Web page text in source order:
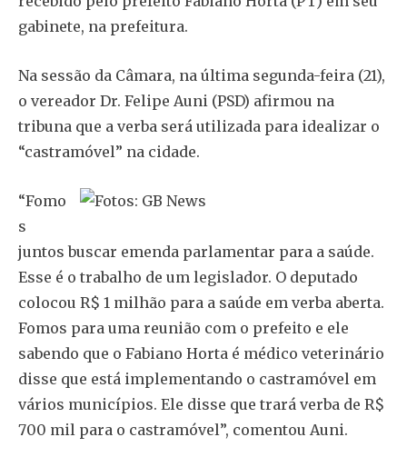
gabinete, na prefeitura.
Na sessão da Câmara, na última segunda-feira (21),
o vereador Dr. Felipe Auni (PSD) afirmou na
tribuna que a verba será utilizada para idealizar o
“castramóvel” na cidade.
“Fomo
s
juntos buscar emenda parlamentar para a saúde.
Esse é o trabalho de um legislador. O deputado
colocou R$ 1 milhão para a saúde em verba aberta.
Fomos para uma reunião com o prefeito e ele
sabendo que o Fabiano Horta é médico veterinário
disse que está implementando o castramóvel em
vários municípios. Ele disse que trará verba de R$
700 mil para o castramóvel”, comentou Auni.